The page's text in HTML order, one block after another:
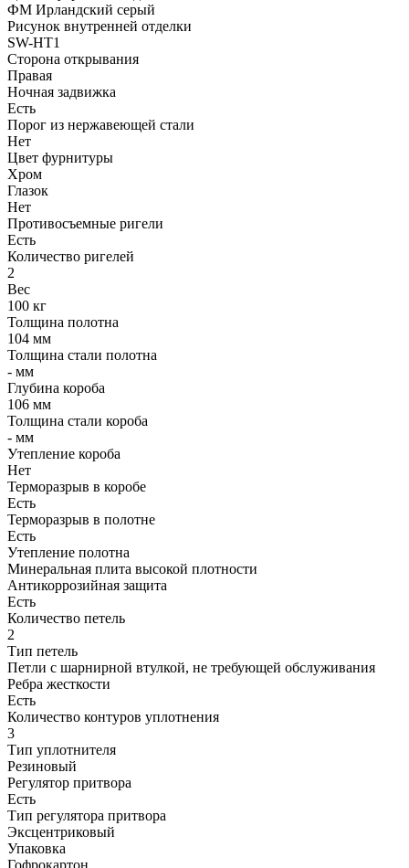
ФМ Ирландский серый
Рисунок внутренней отделки
SW-HT1
Сторона открывания
Правая
Ночная задвижка
Есть
Порог из нержавеющей стали
Нет
Цвет фурнитуры
Хром
Глазок
Нет
Противосъемные ригели
Есть
Количество ригелей
2
Вес
100 кг
Толщина полотна
104 мм
Толщина стали полотна
- мм
Глубина короба
106 мм
Толщина стали короба
- мм
Утепление короба
Нет
Терморазрыв в коробе
Есть
Терморазрыв в полотне
Есть
Утепление полотна
Минеральная плита высокой плотности
Антикоррозийная защита
Есть
Количество петель
2
Тип петель
Петли с шарнирной втулкой, не требующей об­слу­жи­ва­ния
Ребра жесткости
Есть
Количество контуров уплотнения
3
Тип уплотнителя
Резиновый
Регулятор притвора
Есть
Тип регулятора притвора
Эксцентриковый
Упаковка
Гофрокартон